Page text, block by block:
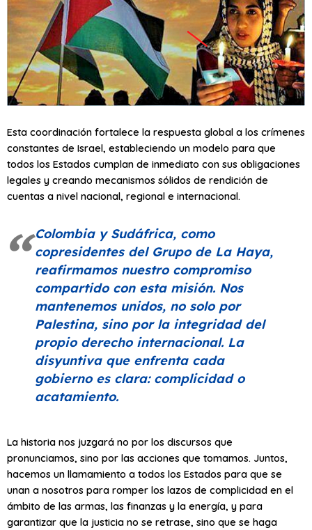
Esta coordinación fortalece la respuesta global a los crímenes
constantes de Israel, estableciendo un modelo para que
todos los Estados cumplan de inmediato con sus obligaciones
legales y creando mecanismos sólidos de rendición de
cuentas a nivel nacional, regional e internacional.
Colombia y Sudáfrica, como
copresidentes del Grupo de La Haya,
reafirmamos nuestro compromiso
compartido con esta misión. Nos
mantenemos unidos, no solo por
Palestina, sino por la integridad del
propio derecho internacional. La
disyuntiva que enfrenta cada
gobierno es clara: complicidad o
acatamiento.
La historia nos juzgará no por los discursos que
pronunciamos, sino por las acciones que tomamos. Juntos,
hacemos un llamamiento a todos los Estados para que se
unan a nosotros para romper los lazos de complicidad en el
ámbito de las armas, las finanzas y la energía, y para
garantizar que la justicia no se retrase, sino que se haga